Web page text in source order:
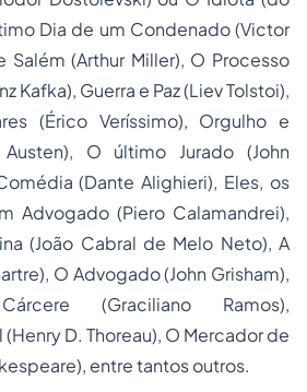
Dia de um Condenado(Victor
Salém (Arthur Miller), O Processo
Kafka), Guerra e Paz(Liev Tolstoi),
(Érico Veríssimo), Orgulho e
O último Jurado (John
(Dante Alighieri), Eles, os
Advogado (Piero Calamandrei),
(João Cabral de Melo Neto), A
O Advogado(John Grisham),
(Graciliano Ramos),
(Henry D. Thoreau), O Mercador de
entre tantos outros.